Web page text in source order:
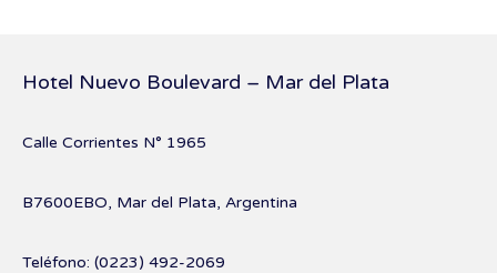
Hotel Nuevo Boulevard – Mar del Plata
Calle Corrientes N° 1965
B7600EBO, Mar del Plata, Argentina
Teléfono: (0223) 492-2069